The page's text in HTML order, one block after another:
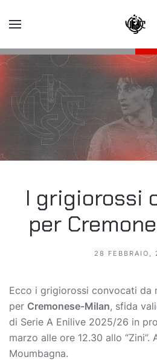
I grigiorossi
per
28 FEBBRAIO,
Ecco i grigiorossi convocati da
per Cremonese-Milan, sfida
di Serie A Enilive 2025/26 in
marzo alle ore 12.30 allo “Zini”.
Moumbagna.